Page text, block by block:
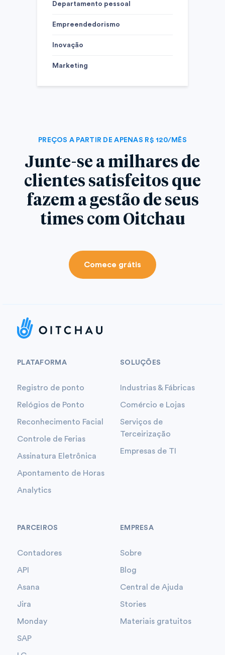
Departamento pessoal
Empreendedorismo
Inovação
Marketing
PREÇOS A PARTIR DE APENAS R$ 120/MÊS
Junte-se a milhares de
clientes satisfeitos que
fazem a gestão de seus
times com Oitchau
Comece grátis
PLATAFORMA
Registro de ponto
Relógios de Ponto
Reconhecimento Facial
Controle de Ferias
Assinatura Eletrônica
Apontamento de Horas
Analytics
SOLUÇÕES
Industrias & Fábricas
Comércio e Lojas
Serviços de
Terceirização
Empresas de TI
PARCEIROS
Contadores
API
Asana
Jira
Monday
SAP
EMPRESA
Sobre
Blog
Central de Ajuda
Stories
Materiais gratuitos